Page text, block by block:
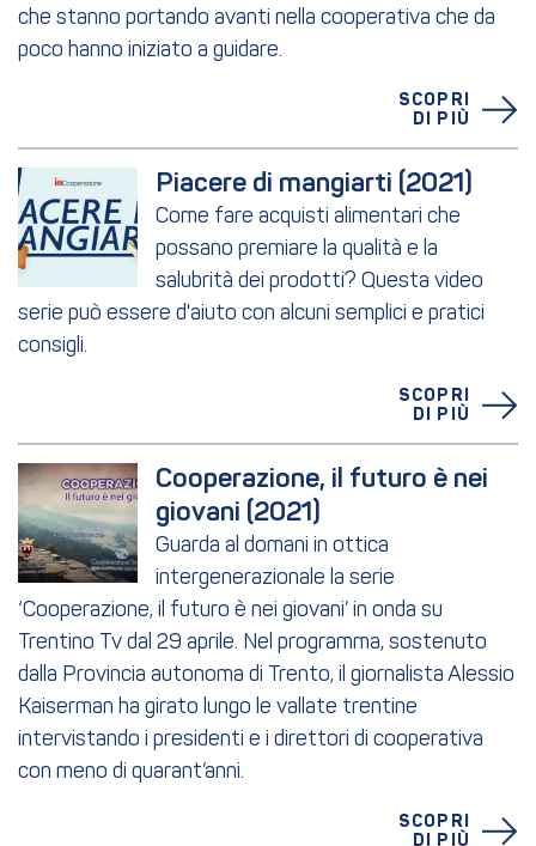
che stanno portando avanti nella cooperativa che da
poco hanno iniziato a guidare.
SCOPRI
DI PIÙ
Piacere di mangiarti (2021)
Come fare acquisti alimentari che
possano premiare la qualità e la
salubrità dei prodotti? Questa video
serie può essere d'aiuto con alcuni semplici e pratici
consigli.
SCOPRI
DI PIÙ
Cooperazione, il futuro è nei
giovani (2021)
Guarda al domani in ottica
intergenerazionale la serie
‘Cooperazione, il futuro è nei giovani’ in onda su
Trentino Tv dal 29 aprile. Nel programma, sostenuto
dalla Provincia autonoma di Trento, il giornalista Alessio
Kaiserman ha girato lungo le vallate trentine
intervistando i presidenti e i direttori di cooperativa
con meno di quarant’anni.
SCOPRI
DI PIÙ